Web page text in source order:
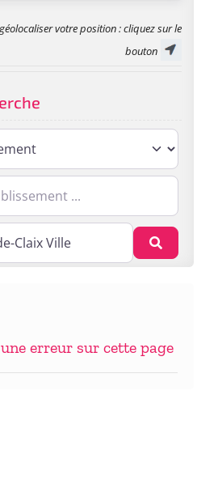
votre position: cliquez sur le
bouton
...
lieu ...
erreur sur cette page